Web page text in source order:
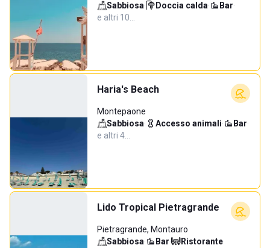
Sabbiosa· Doccia calda· Bar·
e altri 10…
Haria's Beach
Montepaone
Sabbiosa· Accesso animali· Bar·
e altri 4…
Lido Tropical Pietragrande
Pietragrande, Montauro
Sabbiosa· Bar· Ristorante·